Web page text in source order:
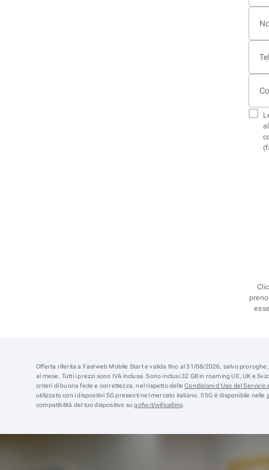
Offerta riferita a Fastweb Mobile Start e valida fino al 31/08/2026, salvo
al mese. Tutti i prezzi sono IVA inclusa. Sono inclusi 32 GB in roaming UE, UK e
criteri di buona fede e correttezza, nel rispetto delleCondizioni d’Uso del
utilizzato con i dispositivi 5G presenti nel mercato italiano. Il 5G è disponibile nelle
compatibilità del tuo dispositivo sugofw.it/wificalling